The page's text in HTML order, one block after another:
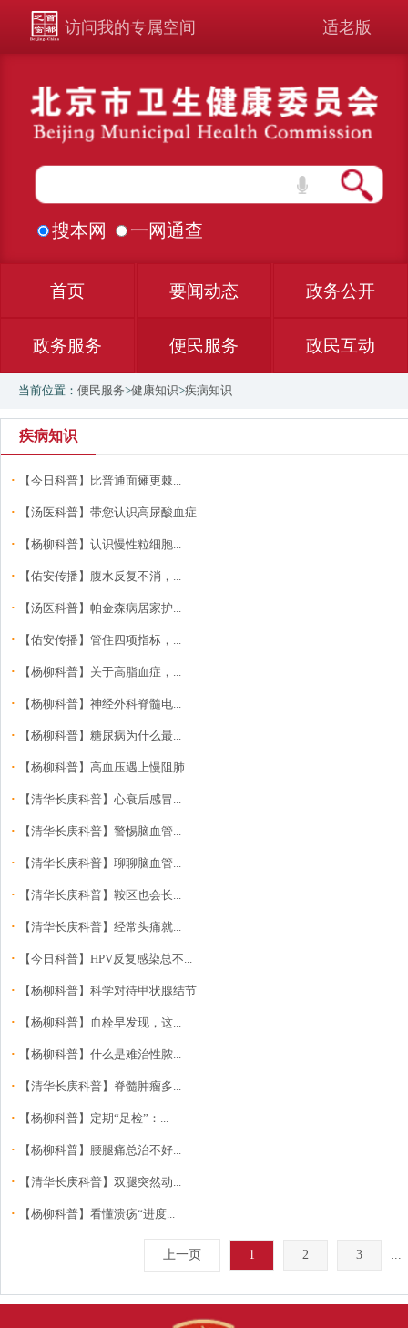
访问我的专属空间 适老版
搜本网 一网通查
首页 要闻动态 政务公开
政务服务 便民服务 政民互动
当前位置： 便民服务>健康知识>疾病知识
疾病知识
· 【今日科普】比普通面瘫更棘...
· 【汤医科普】带您认识高尿酸血症
· 【杨柳科普】认识慢性粒细胞...
· 【佑安传播】腹水反复不消，...
· 【汤医科普】帕金森病居家护...
· 【佑安传播】管住四项指标，...
· 【杨柳科普】关于高脂血症，...
· 【杨柳科普】神经外科脊髓电...
· 【杨柳科普】糖尿病为什么最...
· 【杨柳科普】高血压遇上慢阻肺
· 【清华长庚科普】心衰后感冒...
· 【清华长庚科普】警惕脑血管...
· 【清华长庚科普】聊聊脑血管...
· 【清华长庚科普】鞍区也会长...
· 【清华长庚科普】经常头痛就...
· 【今日科普】HPV反复感染总不...
· 【杨柳科普】科学对待甲状腺结节
· 【杨柳科普】血栓早发现，这...
· 【杨柳科普】什么是难治性脓...
· 【清华长庚科普】脊髓肿瘤多...
· 【杨柳科普】定期“足检”：...
· 【杨柳科普】腰腿痛总治不好...
· 【清华长庚科普】双腿突然动...
· 【杨柳科普】看懂溃疡“进度...
上一页 1 2 3